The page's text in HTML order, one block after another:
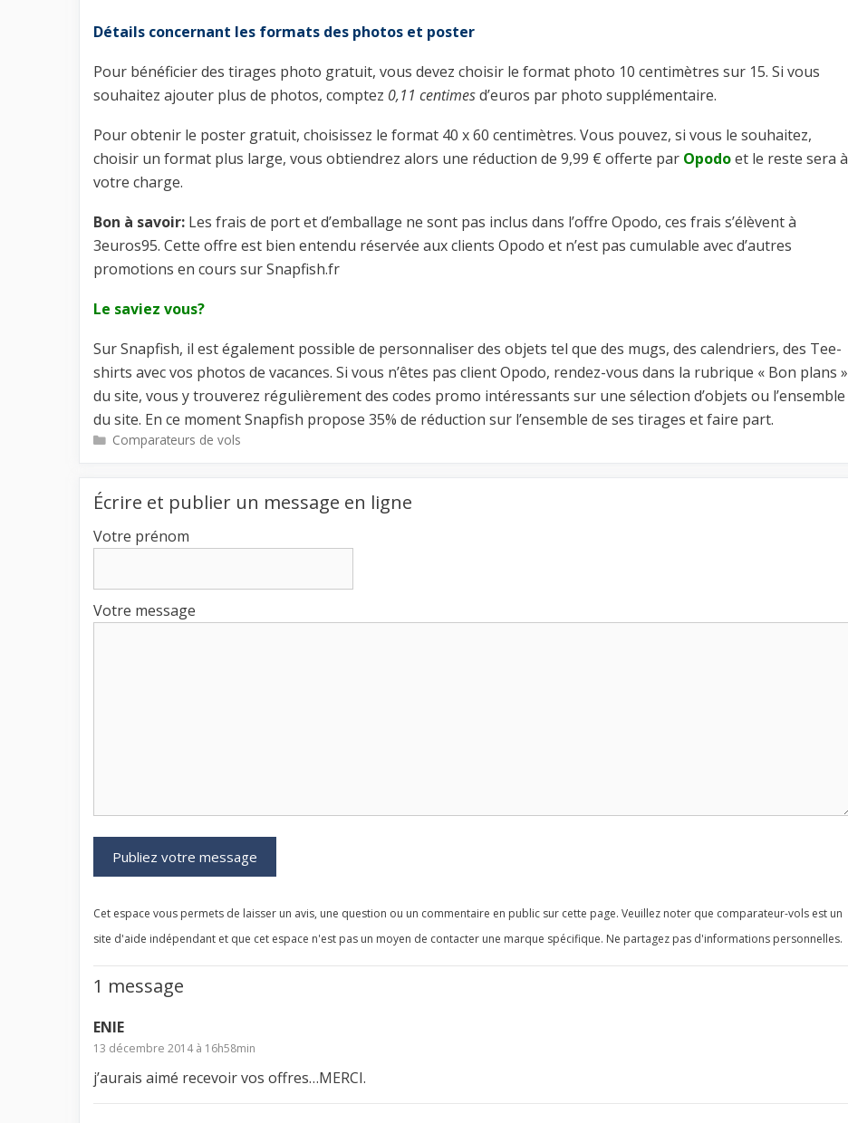
Détails concernant les formats des photos et poster
Pour bénéficier des tirages photo gratuit, vous devez choisir le format photo 10 centimètres sur 15. Si vous
souhaitez ajouter plus de photos, comptez 0,11 centimesd’euros par photo supplémentaire.
Pour obtenir le poster gratuit, choisissez le format 40 x 60 centimètres. Vous pouvez, si vous le souhaitez,
choisir un format plus large, vous obtiendrez alors une réduction de 9,99 € offerte par Opodoet le reste sera à
votre charge.
Bon à savoir: Les frais de port et d’emballage ne sont pas inclus dans l’offre Opodo, ces frais s’élèvent à
3euros95. Cette offre est bien entendu réservée aux clients Opodo et n’est pas cumulable avec d’autres
promotions en cours sur Snapfish.fr
Le saviez vous?
Sur Snapfish, il est également possible de personnaliser des objets tel que des mugs, des calendriers, des Tee-
shirts avec vos photos de vacances. Si vous n’êtes pas client Opodo, rendez-vous dans la rubrique « Bon plans »
du site, vous y trouverez régulièrement des codes promo intéressants sur une sélection d’objets ou l’ensemble
du site. En ce moment Snapfish propose 35% de réduction sur l’ensemble de ses tirages et faire part.
Catégories
Comparateurs de vols
Écrire et publier un message en ligne
Votre prénom
Votre message
Cet espace vous permets de laisser un avis, une question ou un commentaire en public sur cette page. Veuillez noter que comparateur-vols est un
site d'aide indépendant et que cet espace n'est pas un moyen de contacter une marque spécifique. Ne partagez pas d'informations personnelles.
1 message
ENIE
13 décembre 2014 à 16h58min
j’aurais aimé recevoir vos offres…MERCI.